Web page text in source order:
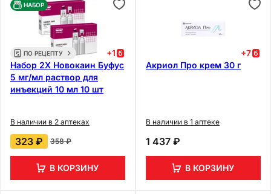
ПО РЕЦЕПТУ
НАБОР
+1
Набор 2Х Новокаин Буфус
5 мг/мл раствор для
инъекций 10 мл 10 шт
В наличии в 2 аптеках
323 ₽ 358 ₽
В КОРЗИНУ
+7
Акриол Про крем 30 г
В наличии в 1 аптеке
1 437 ₽
В КОРЗИНУ